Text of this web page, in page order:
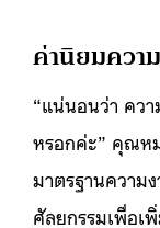
ค่านิยมควา
“แน่นอนว่า คว
หรอกค่ะ” คุณห
มาตรฐานความ
ศัลยกรรมเพื่อเ